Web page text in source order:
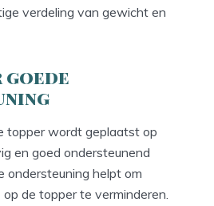
verdeling van gewicht en
topper wordt geplaatst op
en goed ondersteunend
ondersteuning helpt om
de topper te verminderen.